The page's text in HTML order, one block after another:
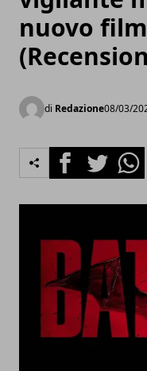
nuovo
di Redazione08/03/
FacebookTwitter